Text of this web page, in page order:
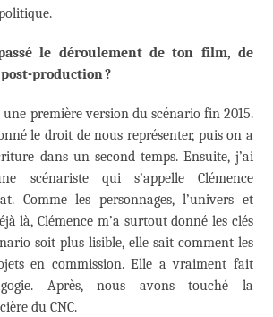
le déroulement de ton film, de
production ?
une première version du scénario fin 2015.
le droit de nous représenter, puis on a
dans un second temps. Ensuite, j’ai
scénariste qui s’appelle Clémence
Comme les personnages, l’univers et
là, Clémence m’a surtout donné les clés
soit plus lisible, elle sait comment les
en commission. Elle a vraiment fait
Après, nous avons touché la
du CNC.